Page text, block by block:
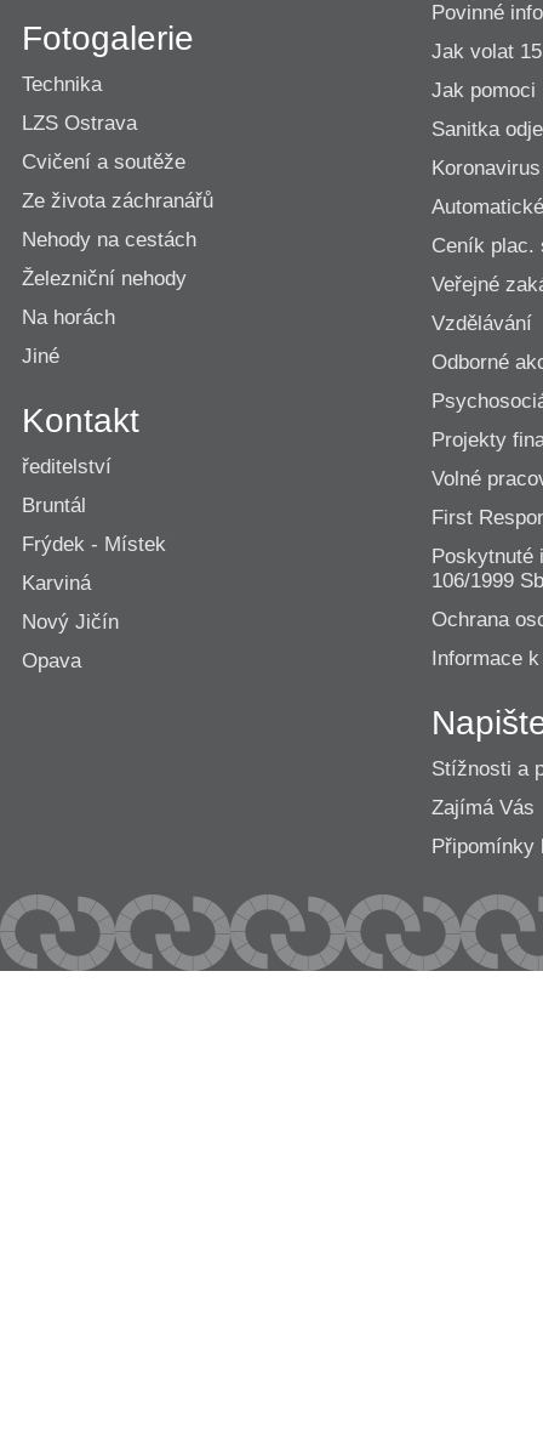
Fotogalerie
Technika
LZS Ostrava
Cvičení a soutěže
Ze života záchranářů
Nehody na cestách
Železniční nehody
Na horách
Jiné
Kontakt
ředitelství
Bruntál
Frýdek - Místek
Karviná
Nový Jičín
Opava
Povinné
Jak volat
Jak pomoci
Sanitka
Koronavirus
Ceník plac.
Veřejné
Vzdělávání
Odborné
Projekty
Volné
First
Poskytnuté
106/1999
Ochrana
Informace
Stížnosti a
Zajímá Vás
Připomínky